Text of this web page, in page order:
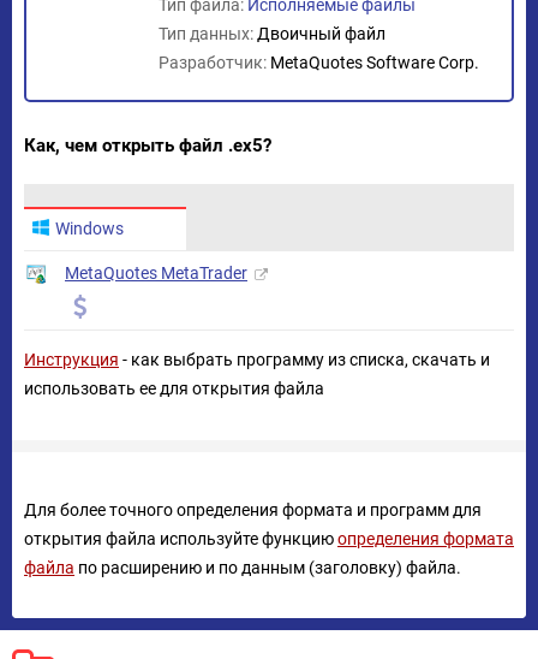
Тип файла: Исполняемые файлы
Тип данных: Двоичный файл
Разработчик: MetaQuotes Software Corp.
Как, чем открыть файл .ex5?
Windows
MetaQuotes MetaTrader
Инструкция - как выбрать программу из списка, скачать и
использовать ее для открытия файла
Для более точного определения формата и программ для
открытия файла используйте функциюопределения формата
файла по расширению и по данным (заголовку) файла.